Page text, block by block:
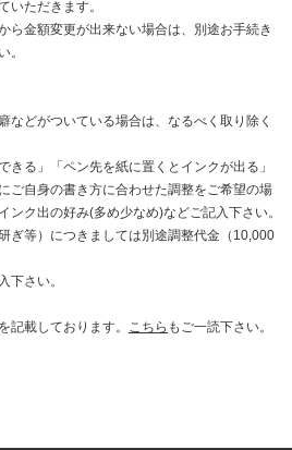
いただきます。
ら金額変更が出来ない場合は、別途お手続き
。
などがついている場合は、なるべく取り除く
きる」「ペン先を紙に置くとインクが出る」
ご自身の書き方に合わせた調整をご希望の場
ンク出の好み(多め少なめ)などご記入下さい。
ぎ等）につきましては別途調整代金（10,000
下さい。
載しております。 こちら もご一読下さい。